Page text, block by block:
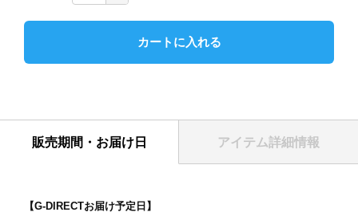
カートに入れる
販売期間・お届け日 アイテム詳細情報
【G-DIRECTお届け予定日】
表紙